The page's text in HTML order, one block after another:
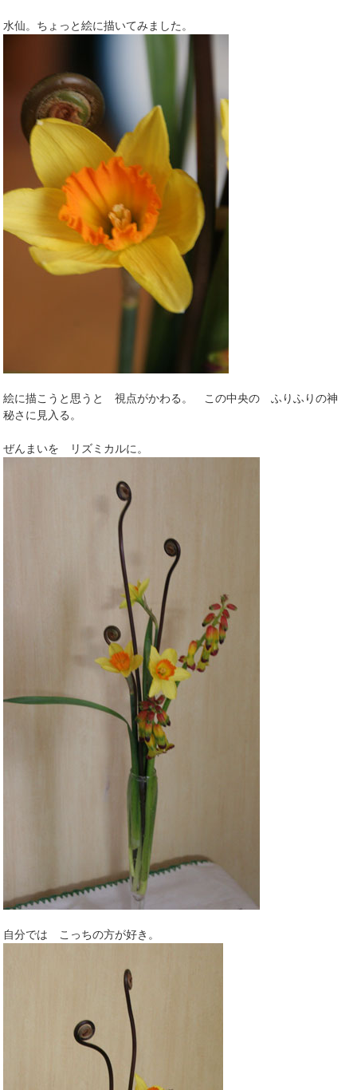
水仙。ちょっと絵に描いてみました。
絵に描こうと思うと 視点がかわる。 この中央の ふりふりの神
秘さに見入る。
ぜんまいを リズミカルに。
自分では こっちの方が好き。